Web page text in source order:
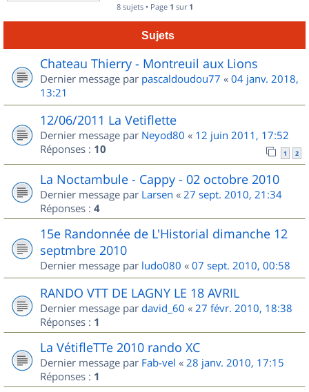
8 sujets • Page 1 sur 1
Sujets
Chateau Thierry - Montreuil aux Lions
Dernier message par pascaldoudou77 « 04 janv. 2018,
13:21
12/06/2011 La Vetiflette
Dernier message par Neyod80 « 12 juin 2011, 17:52
Réponses : 10 1 2
La Noctambule - Cappy - 02 octobre 2010
Dernier message par Larsen « 27 sept. 2010, 21:34
Réponses : 4
15e Randonnée de L'Historial dimanche 12
septmbre 2010
Dernier message par ludo080 « 07 sept. 2010, 00:58
RANDO VTT DE LAGNY LE 18 AVRIL
Dernier message par david_60 « 27 févr. 2010, 18:38
Réponses : 1
La VétifleTTe 2010 rando XC
Dernier message par Fab-vel « 28 janv. 2010, 17:15
Réponses : 1